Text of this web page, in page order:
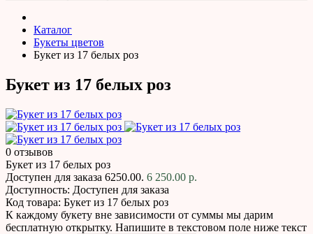
Каталог
Букеты цветов
Букет из 17 белых роз
Букет из 17 белых роз
0 отзывов
Букет из 17 белых роз
Доступен для заказа 6250.00. 6 250.00 р.
Доступность: Доступен для заказа
Код товара: Букет из 17 белых роз
К каждому букету вне зависимости от суммы мы дарим
бесплатную открытку. Напишите в текстовом поле ниже текст